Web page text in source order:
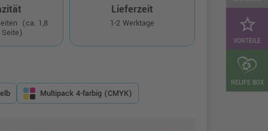
star_border
VORTEILE
RELIFE BOX
(ca. 1,8
Lieferzeit
1-2 Werktage
Multipack 4-farbig (CMYK)